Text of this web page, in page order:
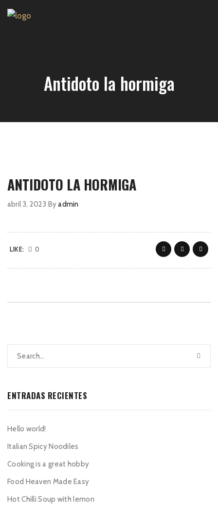
Antidoto la hormiga
ANTIDOTO LA HORMIGA
abril 3, 2023 Byadmin
LIKE: 0
ENTRADAS RECIENTES
Hello world!
Italian Spicy Noodiles
Cooking is a great hobby
Food Heaven Made Easy
Hot Chilli Soup with lemon